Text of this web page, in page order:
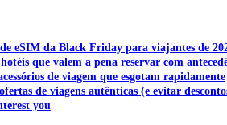
eSIM da Black Friday para viajantes de
que valem a pena reservar com
de viagem que esgotam rapidamente
de viagens autênticas (e evitar
you